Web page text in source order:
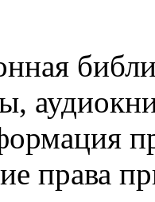
права